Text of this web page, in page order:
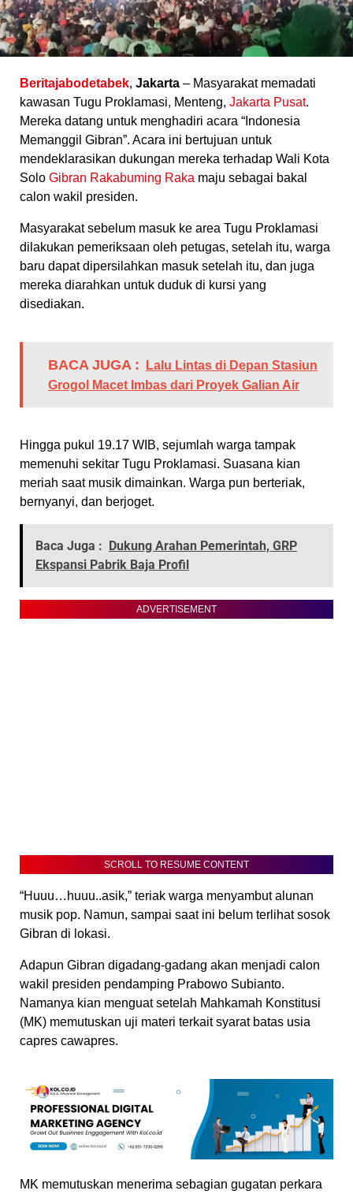
Beritajabodetabek, Jakarta – Masyarakat memadati
kawasan Tugu Proklamasi, Menteng, Jakarta Pusat.
Mereka datang untuk menghadiri acara “Indonesia
Memanggil Gibran”. Acara ini bertujuan untuk
mendeklarasikan dukungan mereka terhadap Wali Kota
Solo Gibran Rakabuming Raka maju sebagai bakal
calon wakil presiden.
Masyarakat sebelum masuk ke area Tugu Proklamasi
dilakukan pemeriksaan oleh petugas, setelah itu, warga
baru dapat dipersilahkan masuk setelah itu, dan juga
mereka diarahkan untuk duduk di kursi yang
disediakan.
BACA JUGA :
Lalu Lintas di Depan Stasiun
Grogol Macet Imbas dari Proyek Galian Air
Hingga pukul 19.17 WIB, sejumlah warga tampak
memenuhi sekitar Tugu Proklamasi. Suasana kian
meriah saat musik dimainkan. Warga pun berteriak,
bernyanyi, dan berjoget.
Baca Juga : Dukung Arahan Pemerintah, GRP
Ekspansi Pabrik Baja Profil
ADVERTISEMENT
SCROLL TO RESUME CONTENT
“Huuu…huuu..asik,” teriak warga menyambut alunan
musik pop. Namun, sampai saat ini belum terlihat sosok
Gibran di lokasi.
Adapun Gibran digadang-gadang akan menjadi calon
wakil presiden pendamping Prabowo Subianto.
Namanya kian menguat setelah Mahkamah Konstitusi
(MK) memutuskan uji materi terkait syarat batas usia
capres cawapres.
MK memutuskan menerima sebagian gugatan perkara